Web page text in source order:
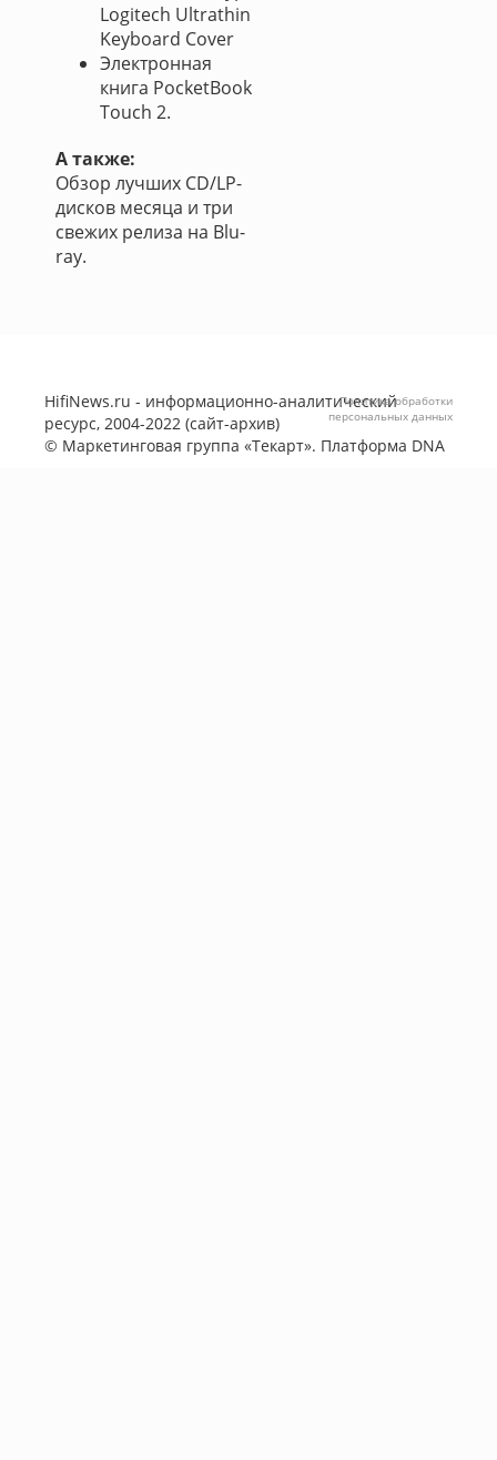
Logitech Ultrathin
Keyboard Cover
Электронная
книга PocketBook
Touch 2.
А также:
Обзор лучших CD/LP-
дисков месяца и три
свежих релиза на Blu-
ray.
HifiNews.ru - информационно-аналитический
ресурс, 2004-2022 (сайт-архив)
© Маркетинговая группа «Текарт». Платформа DNA
Политика обработки
персональных данных